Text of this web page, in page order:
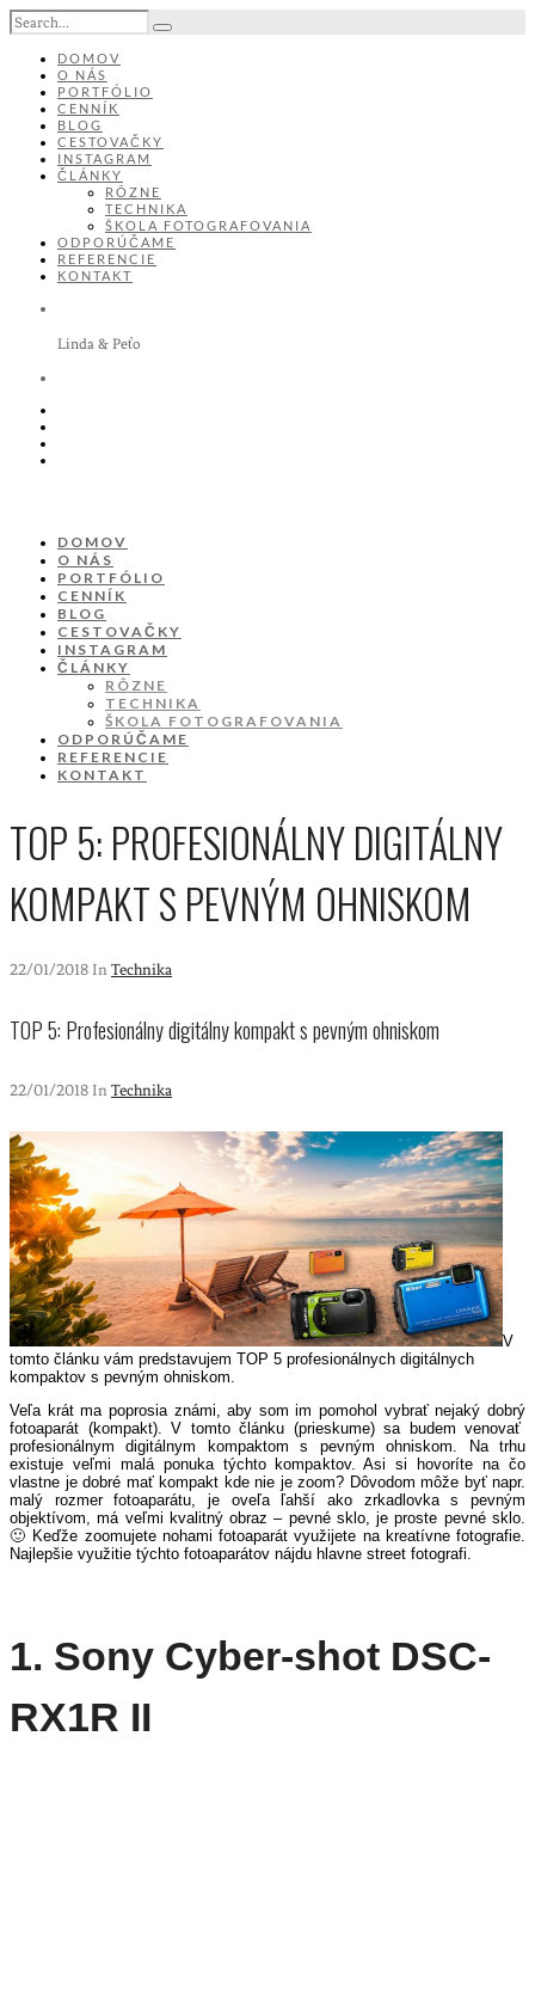
DOMOV
O NÁS
PORTFÓLIO
CENNÍK
BLOG
CESTOVAČKY
INSTAGRAM
ČLÁNKY
RÔZNE
TECHNIKA
ŠKOLA FOTOGRAFOVANIA
ODPORÚČAME
REFERENCIE
KONTAKT
Linda & Peťo
DOMOV
O NÁS
PORTFÓLIO
CENNÍK
BLOG
CESTOVAČKY
INSTAGRAM
ČLÁNKY
RÔZNE
TECHNIKA
ŠKOLA FOTOGRAFOVANIA
ODPORÚČAME
REFERENCIE
KONTAKT
TOP 5: PROFESIONÁLNY DIGITÁLNY
KOMPAKT S PEVNÝM OHNISKOM
22/01/2018 In Technika
TOP 5: Profesionálny digitálny kompakt s pevným ohniskom
22/01/2018 In Technika
V
tomto článku vám predstavujem TOP 5 profesionálnych digitálnych
kompaktov s pevným ohniskom.
Veľa krát ma poprosia známi, aby som im pomohol vybrať nejaký dobrý
fotoaparát (kompakt). V tomto článku (prieskume) sa budem venovať
profesionálnym digitálnym kompaktom s pevným ohniskom. Na trhu
existuje veľmi malá ponuka týchto kompaktov. Asi si hovoríte na čo
vlastne je dobré mať kompakt kde nie je zoom? Dôvodom môže byť napr.
malý rozmer fotoaparátu, je oveľa ľahší ako zrkadlovka s pevným
objektívom, má veľmi kvalitný obraz – pevné sklo, je proste pevné sklo.
🙂 Keďže zoomujete nohami fotoaparát využijete na kreatívne fotografie.
Najlepšie využitie týchto fotoaparátov nájdu hlavne street fotografi.
1. Sony Cyber-shot DSC-
RX1R II